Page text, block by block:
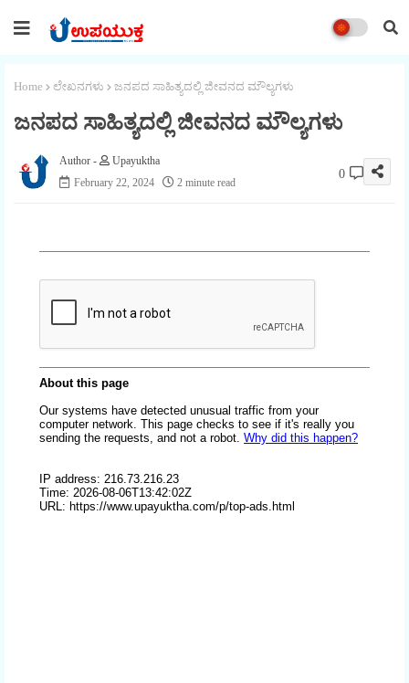
Home ಲೇಖನಗಳು ಜನಪದ ಸಾಹಿತ್ಯದಲ್ಲಿ ಜೀವನದ ಮೌಲ್ಯಗಳು
ಜನಪದ ಸಾಹಿತ್ಯದಲ್ಲಿ ಜೀವನದ ಮೌಲ್ಯಗಳು
Upayuktha
February 22, 2024
2 minute read
0